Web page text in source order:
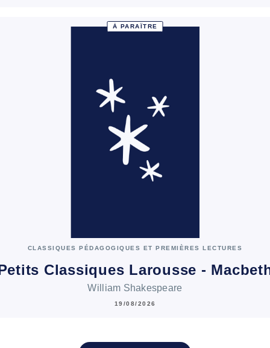
À PARAÎTRE
CLASSIQUES PÉDAGOGIQUES ET PREMIÈRES LECTURES
Classiques Larousse -
William Shakespeare
19/08/2026